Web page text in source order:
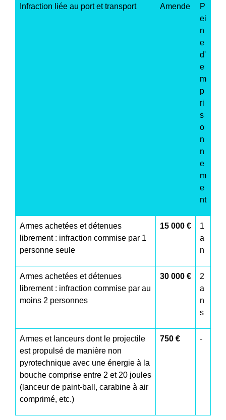
Infraction liée au port et transport Amende
P
ei
n
e
d'
e
m
p
ri
s
o
n
n
e
m
e
nt
Armes achetées et détenues
librement : infraction commise par 1
personne seule
15 000 €
1
a
n
Armes achetées et détenues
librement : infraction commise par au
moins 2 personnes
30 000 €
2
a
n
s
Armes et lanceurs dont le projectile
est propulsé de manière non
pyrotechnique avec une énergie à la
bouche comprise entre 2 et 20 joules
(lanceur de paint-ball, carabine à air
comprimé, etc.)
750 € -